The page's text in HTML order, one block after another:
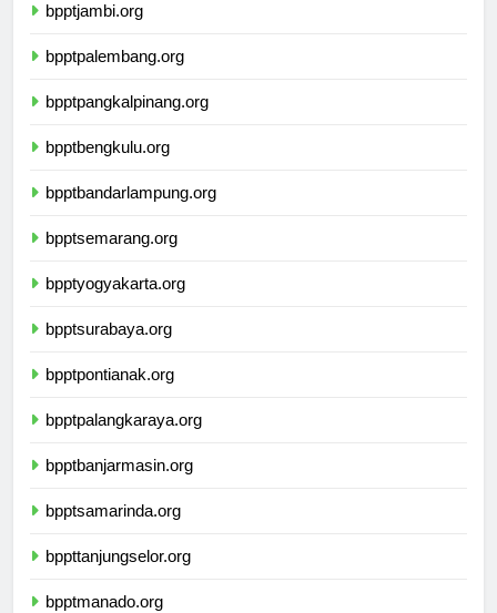
bpptjambi.org
bpptpalembang.org
bpptpangkalpinang.org
bpptbengkulu.org
bpptbandarlampung.org
bpptsemarang.org
bpptyogyakarta.org
bpptsurabaya.org
bpptpontianak.org
bpptpalangkaraya.org
bpptbanjarmasin.org
bpptsamarinda.org
bppttanjungselor.org
bpptmanado.org